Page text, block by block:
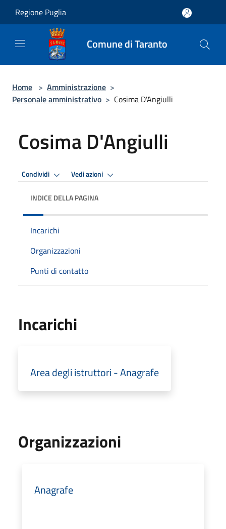
Regione Puglia
Comune di Taranto
Home > Amministrazione >
Personale amministrativo > Cosima D'Angiulli
Cosima D'Angiulli
Condividi Vedi azioni
INDICE DELLA PAGINA
Incarichi
Organizzazioni
Punti di contatto
Incarichi
Area degli istruttori - Anagrafe
Organizzazioni
Anagrafe